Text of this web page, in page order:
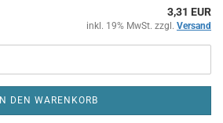
3,31 EUR
inkl. 19% MwSt. zzgl. Versand
IN DEN WARENKORB